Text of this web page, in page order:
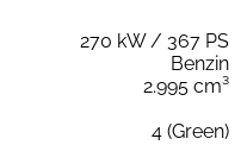
270 kW / 367 PS
Benzin
2.995 cm³
4 (Green)